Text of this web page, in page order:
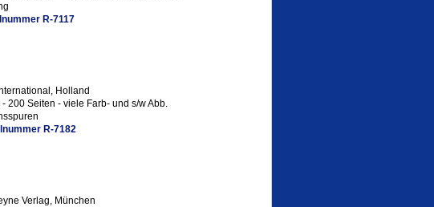
R-7117
Holland
200 Seiten - viele Farb- und s/w Abb.
R-7182
Verlag, München